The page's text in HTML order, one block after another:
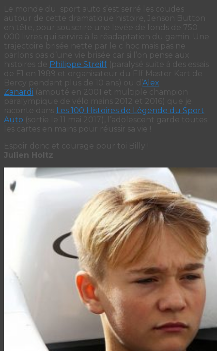
Le monde du sport auto s’est serré les coudes
autour de cette dramatique histoire, Jenson Button
en tête, pour souscrire une levée de fonds de 750
000 livres qui servira à la réadaptation du gamin. Une
trajectoire brisée nette par le c hoc mais pas ne
parlons pas d’une vie brisée car si l’on pense aux
histoires de Philippe Streiff (paralysé suite à des essais
de F1 en 1989 et organisateur du Elf Master Kart de
Bercy pendant plus de 10 ans) ou d’ Alex
Zanardi (amputé en 2001 et multiple champion
paralympique de vélo mains 2012 et 2016) que je
raconte dans Les 100 Histoires de Légende du Sport
Auto (sortie le 11 mai 2017), l’adolescent garde toutes
les cartes en mains pour réussir sa vie !
Espoir donc et courage pour toi Billy !
Julien Holtz